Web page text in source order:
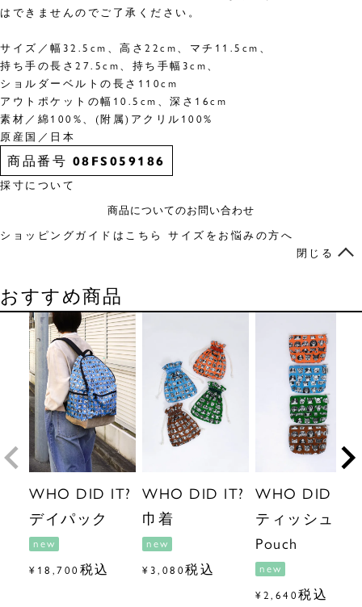
はできませんのでご了承ください。
サイズ／幅32.5cm、高さ22cm、マチ11.5cm、
持ち手の長さ27.5cm、持ち手幅3cm、
ショルダーベルトの長さ110cm
アウトポケットの幅10.5cm、深さ16cm
素材／綿100%、(附属)アクリル100%
原産国／日本
商品番号 08FS059186
採寸について
商品についてのお問い合わせ
ショッピングガイドはこちら サイズをお悩みの方へ
閉じる
おすすめ商品
WHO DID IT?
デイパック
new
¥ 18,700 税込
WHO DID IT?
巾着
new
¥ 3,080税込
WHO DID IT?
ティッシュ
Pouch
new
¥2,640税込